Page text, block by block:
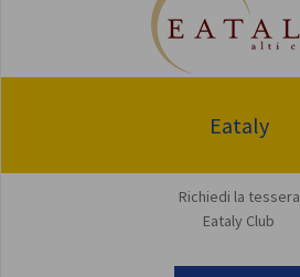
Eataly
Richiedi la tessera
Eataly Club